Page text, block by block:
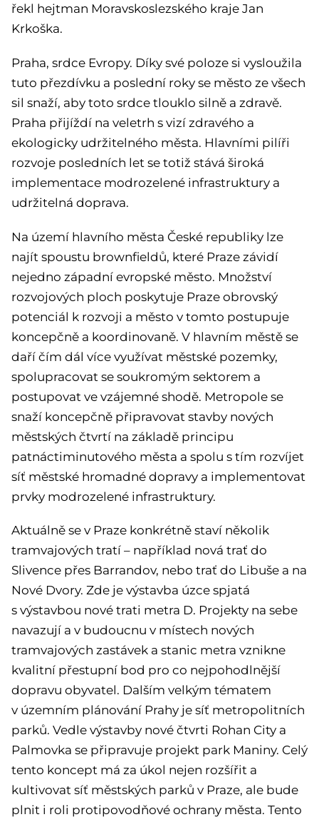
řekl hejtman Moravskoslezského kraje Jan
Krkoška.
Praha, srdce Evropy. Díky své poloze si vysloužila
tuto přezdívku a poslední roky se město ze všech
sil snaží, aby toto srdce tlouklo silně a zdravě.
Praha přijíždí na veletrh s vizí zdravého a
ekologicky udržitelného města. Hlavními pilíři
rozvoje posledních let se totiž stává široká
implementace modrozelené infrastruktury a
udržitelná doprava.
Na území hlavního města České republiky lze
najít spoustu brownfieldů, které Praze závidí
nejedno západní evropské město. Množství
rozvojových ploch poskytuje Praze obrovský
potenciál k rozvoji a město v tomto postupuje
koncepčně a koordinovaně. V hlavním městě se
daří čím dál více využívat městské pozemky,
spolupracovat se soukromým sektorem a
postupovat ve vzájemné shodě. Metropole se
snaží koncepčně připravovat stavby nových
městských čtvrtí na základě principu
patnáctiminutového města a spolu s tím rozvíjet
síť městské hromadné dopravy a implementovat
prvky modrozelené infrastruktury.
Aktuálně se v Praze konkrétně staví několik
tramvajových tratí – například nová trať do
Slivence přes Barrandov, nebo trať do Libuše a na
Nové Dvory. Zde je výstavba úzce spjatá
s výstavbou nové trati metra D. Projekty na sebe
navazují a v budoucnu v místech nových
tramvajových zastávek a stanic metra vznikne
kvalitní přestupní bod pro co nejpohodlnější
dopravu obyvatel. Dalším velkým tématem
v územním plánování Prahy je síť metropolitních
parků. Vedle výstavby nové čtvrti Rohan City a
Palmovka se připravuje projekt park Maniny. Celý
tento koncept má za úkol nejen rozšířit a
kultivovat síť městských parků v Praze, ale bude
plnit i roli protipovodňové ochrany města. Tento